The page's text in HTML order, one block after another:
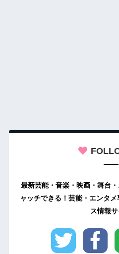
最新芸能・音楽・映画・舞台
ャッチできる！芸能・エンタ
ス情報